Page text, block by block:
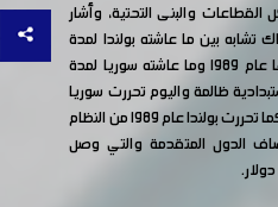
والبنى التحتية، وأشار
بين ما عاشته بولندا لمدة
خمسة وأربعين عاماً قبل تحررها عام ١٩٨٩ وما عاشته سوريا لمدة
ظالمة واليوم تحررت سوريا
من نظام بائد عانينا منه الكثير كما تحررت بولندا عام ١٩٨٩ من النظام
الدول المتقدمة والتي وصل